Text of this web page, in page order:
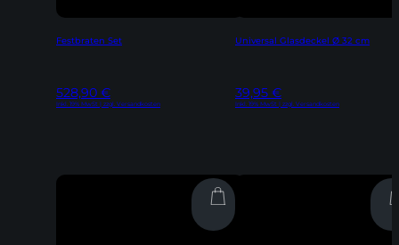
Festbraten Set
528,90 €
Inkl. 19% MwSt | zzgl. Versandkosten
Universal Glasdeckel Ø 32 cm
39,95 €
Inkl. 19% MwSt | zzgl. Versandkosten